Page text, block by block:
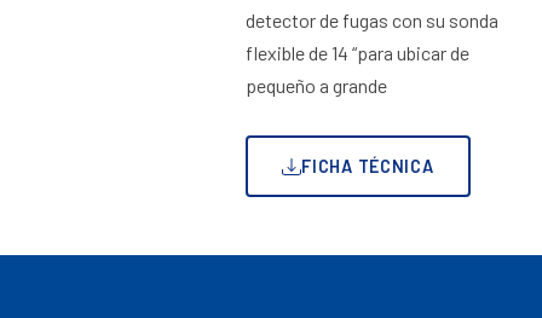
detector de fugas con su sonda
flexible de 14 “para ubicar de
pequeño a grande
FICHA TÉCNICA